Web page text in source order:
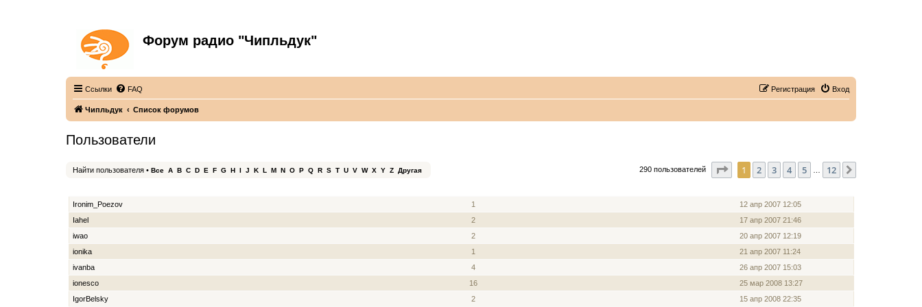
Форум радио "Чипльдук"
Ссылки FAQ Вход
Регистрация
Чипльдук Список форумов
Пользователи
Найти пользователя • Все A B C D E F G H I J K L M N O P Q R S T U V W X Y Z Другая 290 пользователей Страница1 из 12
1 2 3 4 5 12
Ironim_Poezov 1
12 апр 2007 12:05
Iahel
2
17 апр 2007 21:46
iwao
2
20 апр 2007 12:19
ionika
1
21 апр 2007 11:24
ivanba
4
26 апр 2007 15:03
ionesco
16
25 мар 2008 13:27
IgorBelsky
2
15 апр 2008 22:35